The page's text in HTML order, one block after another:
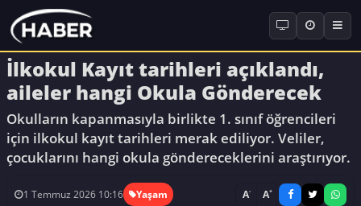
İlkokul Kayıt tarihleri açıklandı,
aileler hangi Okula Gönderecek
Okulların kapanmasıyla birlikte 1. sınıf öğrencileri
için ilkokul kayıt tarihleri merak ediliyor. Veliler,
çocuklarını hangi okula göndereceklerini araştırıyor.
1 Temmuz 2026 10:16 Yaşam A- A+